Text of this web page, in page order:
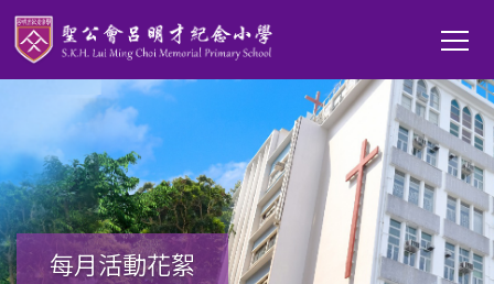
移至主內容
Main
每月活動花絮